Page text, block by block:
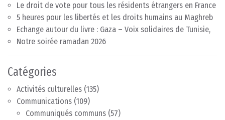
Le droit de vote pour tous les résidents étrangers en France
5 heures pour les libertés et les droits humains au Maghreb
Echange autour du livre : Gaza – Voix solidaires de Tunisie,
Notre soirée ramadan 2026
Catégories
Activités culturelles (135)
Communications (109)
Communiqués communs (57)